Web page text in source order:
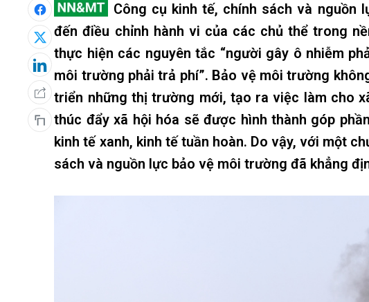
Công cụ kinh tế, chính sách và
đến điều chỉnh hành vi của các chủ thể trong
thực hiện các nguyên tắc “người gây ô nhiễm
môi trường phải trả phí”. Bảo vệ môi trường
triển những thị trường mới, tạo ra việc làm cho
thúc đẩy xã hội hóa sẽ được hình thành góp
kinh tế xanh, kinh tế tuần hoàn. Do vậy, với một
sách và nguồn lực bảo vệ môi trường đã khẳng